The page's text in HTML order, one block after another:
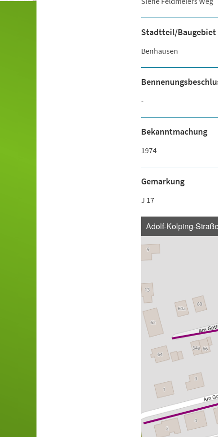
Stadtteil/Baugebiet
Benhausen
-
Bekanntmachung
1974
Gemarkung
J 17
Adolf-Kolping-